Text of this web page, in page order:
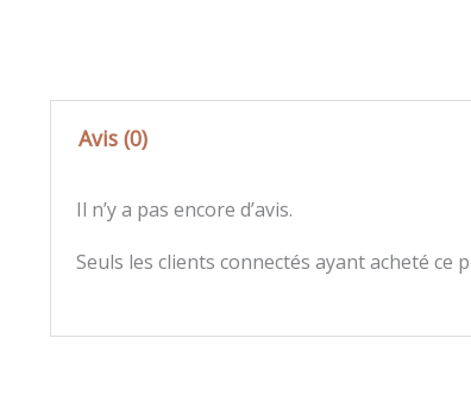
Avis (0)
Il n’y a pas encore d’avis.
Seuls les clients connectés ayant acheté